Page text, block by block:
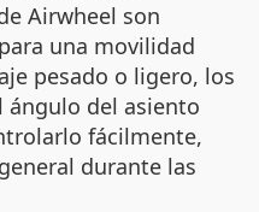
Airwheel son
una movilidad
pesado o ligero, los
ángulo del asiento
fácilmente,
durante las